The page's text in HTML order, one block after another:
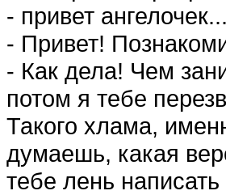
- привет
- Привет!
- Как дела! Чем
потом я тебе
Такого хлама,
думаешь, какая
тебе лень